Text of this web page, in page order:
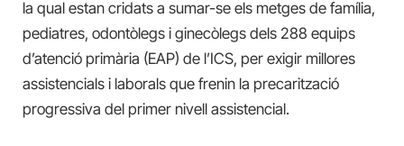
la qual estan cridats a sumar-se els metges de família,
pediatres, odontòlegs i ginecòlegs dels 288 equips
d’atenció primària (EAP) de l’ICS, per exigir millores
assistencials i laborals que frenin la precarització
progressiva del primer nivell assistencial.